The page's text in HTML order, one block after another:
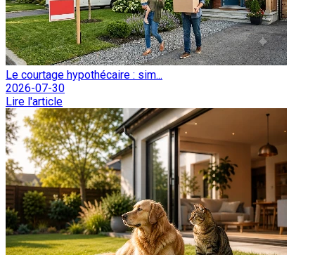
Le courtage hypothécaire : sim...
2026-07-30
Lire l'article